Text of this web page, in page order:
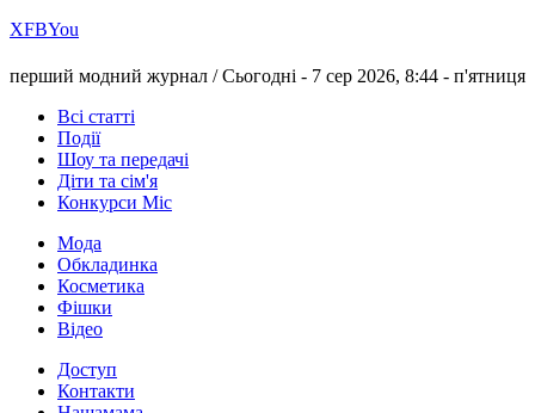
ХFBYou
перший модний журнал /Сьогодні - 7 сер 2026, 8:44 - п'ятниця
Всі статті
Події
Шоу та передачі
Діти та сім'я
Конкурси Міс
Мода
Обкладинка
Косметика
Фішки
Відео
Доступ
Контакти